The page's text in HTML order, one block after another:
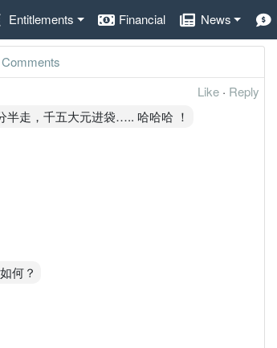
Entitlements Financial News
Like · Reply
半走，千五大元进袋….. 哈哈哈 ！
何？